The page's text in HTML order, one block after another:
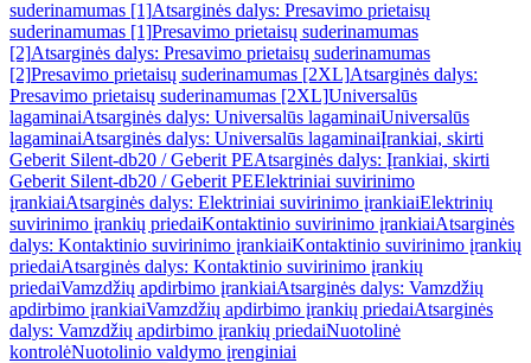
suderinamumas [1]Atsarginės dalys: Presavimo prietaisų
suderinamumas [1]Presavimo prietaisų suderinamumas
[2]Atsarginės dalys: Presavimo prietaisų suderinamumas
[2]Presavimo prietaisų suderinamumas [2XL]Atsarginės dalys:
Presavimo prietaisų suderinamumas [2XL]Universalūs
lagaminaiAtsarginės dalys: Universalūs lagaminaiUniversalūs
lagaminaiAtsarginės dalys: Universalūs lagaminaiĮrankiai, skirti
Geberit Silent-db20 / Geberit PEAtsarginės dalys: Įrankiai, skirti
Geberit Silent-db20 / Geberit PEElektriniai suvirinimo
įrankiaiAtsarginės dalys: Elektriniai suvirinimo įrankiaiElektrinių
suvirinimo įrankių priedaiKontaktinio suvirinimo įrankiaiAtsarginės
dalys: Kontaktinio suvirinimo įrankiaiKontaktinio suvirinimo įrankių
priedaiAtsarginės dalys: Kontaktinio suvirinimo įrankių
priedaiVamzdžių apdirbimo įrankiaiAtsarginės dalys: Vamzdžių
apdirbimo įrankiaiVamzdžių apdirbimo įrankių priedaiAtsarginės
dalys: Vamzdžių apdirbimo įrankių priedaiNuotolinė
kontrolėNuotolinio valdymo įrenginiai